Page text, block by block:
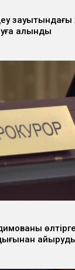
алынды